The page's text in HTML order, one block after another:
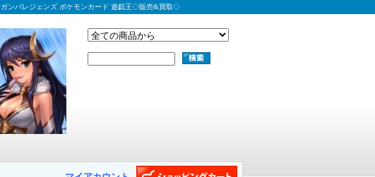
ンバレジェンズ ポケモンカード 遊戯王◇販売&買取◇